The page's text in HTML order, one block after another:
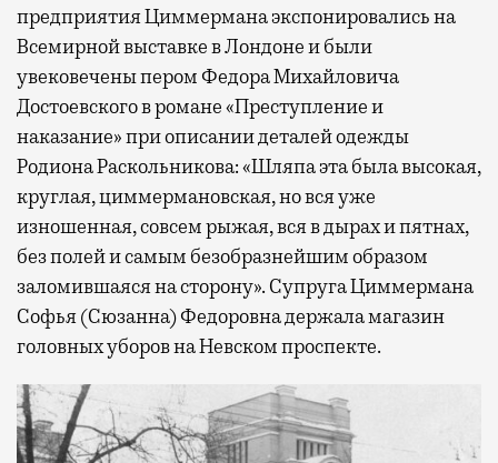
предприятия Циммермана экспонировались на
Всемирной выставке в Лондоне и были
увековечены пером Федора Михайловича
Достоевского в романе «Преступление и
наказание» при описании деталей одежды
Родиона Раскольникова: «Шляпа эта была высокая,
круглая, циммермановская, но вся уже
изношенная, совсем рыжая, вся в дырах и пятнах,
без полей и самым безобразнейшим образом
заломившаяся на сторону». Супруга Циммермана
Софья (Сюзанна) Федоровна держала магазин
головных уборов на Невском проспекте.